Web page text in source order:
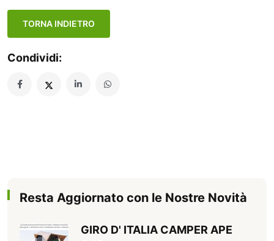
TORNA INDIETRO
Condividi:
Resta Aggiornato con le Nostre Novità
GIRO D' ITALIA CAMPER APE